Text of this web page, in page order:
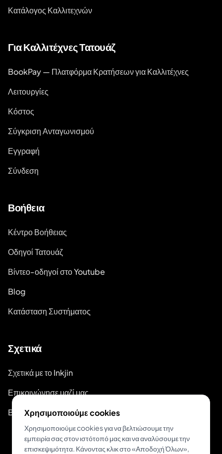
Κατάλογος Καλλιτεχνών
Για Καλλιτέχνες Τατουάζ
BookPay — Πλατφόρμα Κρατήσεων για Καλλιτέχνες
Λειτουργίες
Κόστος
Σύγκριση Ανταγωνισμού
Εγγραφή
Σύνδεση
Βοήθεια
Κέντρο Βοήθειας
Οδηγοί Τατουάζ
Βίντεο-οδηγοί στο Youtube
Blog
Κατάσταση Συστήματος
Σχετικά
Σχετικά με το Inkjin
Επικοινώνησε μαζί μας
Branding Kit
Χρησιμοποιούμε cookies
Χρησιμοποιούμε cookies για να βελτιώσουμε την
εμπειρία σας στον ιστότοπό μας και να αναλύσουμε την
επισκεψιμότητα. Κάνοντας κλικ στο «Αποδοχή Όλων»,